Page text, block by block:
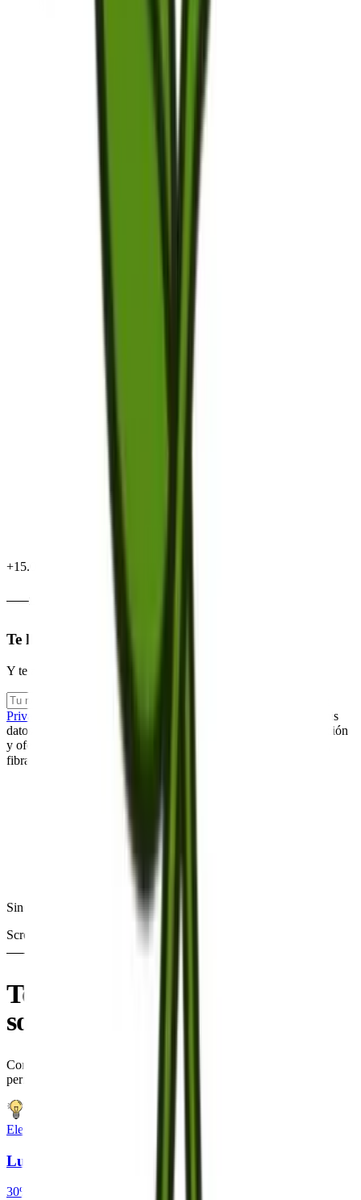
+15.000 clientes satisfechos
LLAMADA GRATUITA
Te llamamos gratis
Y te ayudamos a ahorrar hasta un
Privacidad
y consiento expresamente que Cerecilla, S.L. trate mis
datos y me contacte por teléfono y email con llamadas, información
y ofertas comerciales sobre la contratación de luz, gas, telefonía,
fibra y seguros.
Sin compromiso · Te asesoramos en menos de 24h
Scroll
Todo lo que necesitas,
solo lugar
Comparamos entre más de 50 compañías para encontrar la tarifa
perfecta para ti. Gratis, sin compromiso y en menos de 24 horas.
Electricidad
Luz
30%